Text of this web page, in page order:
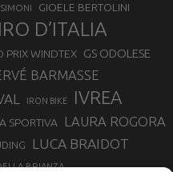
GIOELE BERTOLINI
D’ITALIA
PRIX WINDTEX GS ODOLESE
BARMASSE
IRON BIKE IVREA
SPORTIVA LAURA ROGORA
LUCA BRAIDOT
BRIANZA